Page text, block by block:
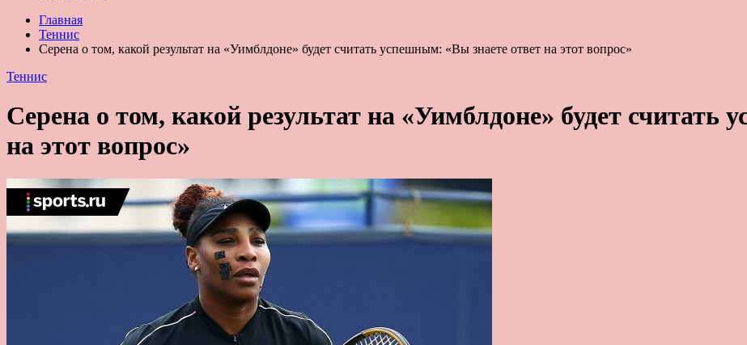
Главная
Теннис
Серена о том, какой результат на «Уимблдоне» будет считать успешным: «Вы знаете ответ на этот вопрос»
Теннис
Серена о том, какой результат на «Уимблдоне» будет считать
на этот вопрос»